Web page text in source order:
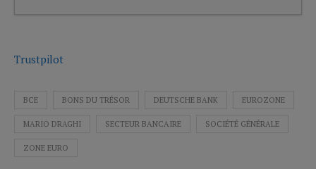
Trustpilot
BCE BONS DU TRÉSOR DEUTSCHE BANK EUROZONE
MARIO DRAGHI SECTEUR BANCAIRE SOCIÉTÉ GÉNÉRALE
ZONE EURO